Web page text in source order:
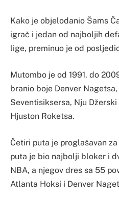
Kako je objelodanio Šams
igrač i jedan od najboljih
lige, preminuo je od
Mutombo je od 1991. do
branio boje Denver
Seventisiksersa, Nju
Hjuston Roketsa.
Četiri puta je proglašavan
puta je bio najbolji bloker i
NBA, a njegov dres sa 55
Atlanta Hoksi i Denver